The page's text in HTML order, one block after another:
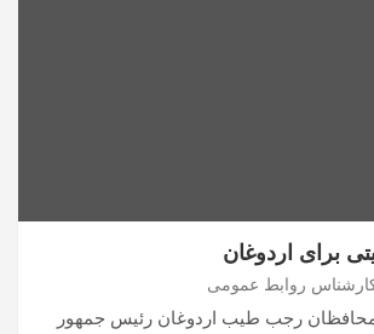
برای اردوغان
روابط عمومی
یکی از محافظان رجب طیب اردوغان رئیس جمهور